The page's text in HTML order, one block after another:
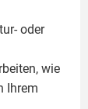
oder
wie
Ihrem